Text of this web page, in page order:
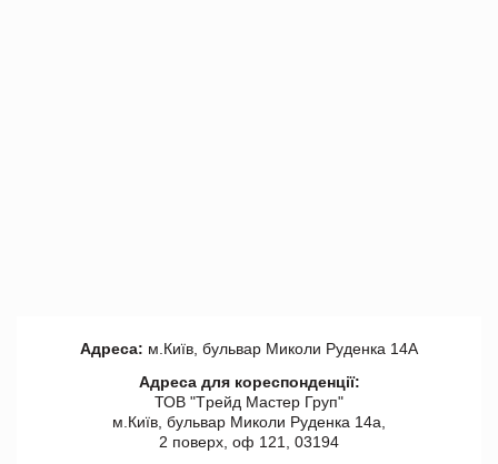
Адреса: м.Київ, бульвар Миколи Руденка 14А
Адреса для кореспонденції:
ТОВ "Tрейд Мастер Груп"
м.Київ, бульвар Миколи Руденка 14а,
2 поверх, оф 121, 03194